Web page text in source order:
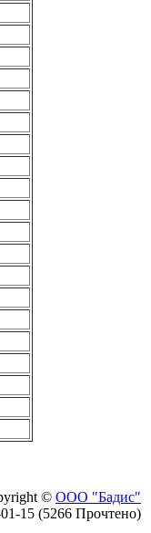
© ООО "Бадис"
15 (5266 Прочтено)